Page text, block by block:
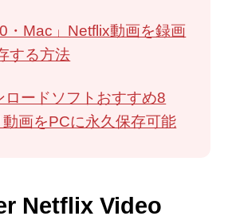
・Mac」Netflix動画を録画
する方法
ロードソフトおすすめ8
画をPCに永久保存可能
Netflix Video